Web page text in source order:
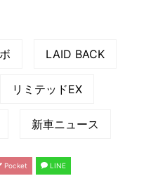
LAID BACK
リミテッドEX
新車ニュース
Pocket LINE